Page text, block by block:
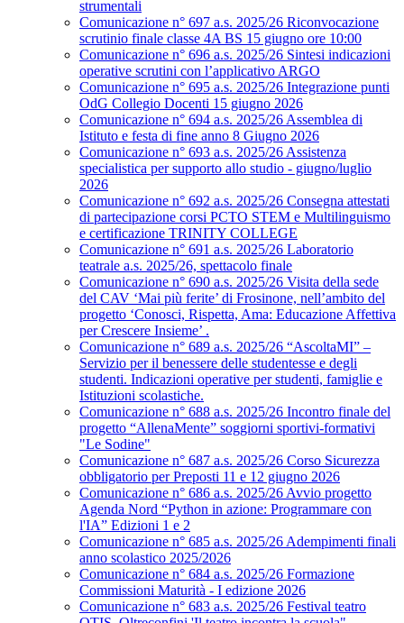
strumentali
Comunicazione n° 697 a.s. 2025/26 Riconvocazione
scrutinio finale classe 4A BS 15 giugno ore 10:00
Comunicazione n° 696 a.s. 2025/26 Sintesi indicazioni
operative scrutini con l’applicativo ARGO
Comunicazione n° 695 a.s. 2025/26 Integrazione punti
OdG Collegio Docenti 15 giugno 2026
Comunicazione n° 694 a.s. 2025/26 Assemblea di
Istituto e festa di fine anno 8 Giugno 2026
Comunicazione n° 693 a.s. 2025/26 Assistenza
specialistica per supporto allo studio - giugno/luglio
2026
Comunicazione n° 692 a.s. 2025/26 Consegna attestati
di partecipazione corsi PCTO STEM e Multilinguismo
e certificazione TRINITY COLLEGE
Comunicazione n° 691 a.s. 2025/26 Laboratorio
teatrale a.s. 2025/26, spettacolo finale
Comunicazione n° 690 a.s. 2025/26 Visita della sede
del CAV ‘Mai più ferite’ di Frosinone, nell’ambito del
progetto ‘Conosci, Rispetta, Ama: Educazione Affettiva
per Crescere Insieme’ .
Comunicazione n° 689 a.s. 2025/26 “AscoltaMI” –
Servizio per il benessere delle studentesse e degli
studenti. Indicazioni operative per studenti, famiglie e
Istituzioni scolastiche.
Comunicazione n° 688 a.s. 2025/26 Incontro finale del
progetto “AllenaMente” soggiorni sportivi‑formativi
"Le Sodine"
Comunicazione n° 687 a.s. 2025/26 Corso Sicurezza
obbligatorio per Preposti 11 e 12 giugno 2026
Comunicazione n° 686 a.s. 2025/26 Avvio progetto
Agenda Nord “Python in azione: Programmare con
l'IA” Edizioni 1 e 2
Comunicazione n° 685 a.s. 2025/26 Adempimenti finali
anno scolastico 2025/2026
Comunicazione n° 684 a.s. 2025/26 Formazione
Commissioni Maturità - I edizione 2026
Comunicazione n° 683 a.s. 2025/26 Festival teatro